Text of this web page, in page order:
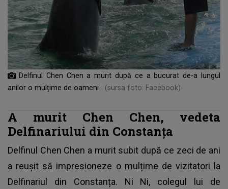
Delfinul Chen Chen a murit după ce a bucurat de-a lungul
anilor o mulțime de oameni
(sursa foto: Facebook)
A murit Chen Chen, vedeta
Delfinariului din Constanța
Delfinul Chen Chen a murit subit după ce zeci de ani
a reușit să impresioneze o mulțime de vizitatori la
Delfinariul din Constanța. Ni Ni, colegul lui de